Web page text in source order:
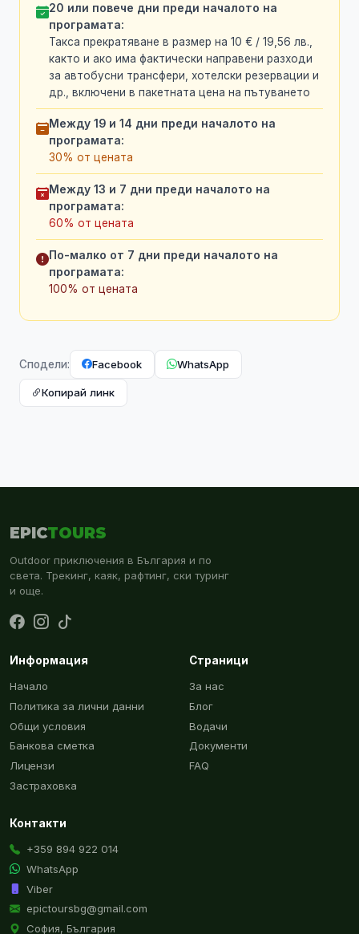
20 или повече дни преди началото на
програмата:
Такса прекратяване в размер на 10 € / 19,56 лв.,
както и ако има фактически направени разходи
за автобусни трансфери, хотелски резервации и
др., включени в пакетната цена на пътуването
Между 19 и 14 дни преди началото на
програмата:
30% от цената
Между 13 и 7 дни преди началото на
програмата:
60% от цената
По-малко от 7 дни преди началото на
програмата:
100% от цената
Сподели: Facebook WhatsApp
Копирай линк
EPICTOURS
Outdoor приключения в България и по
света. Трекинг, каяк, рафтинг, ски туринг
и още.
Информация
Начало
Политика за лични данни
Общи условия
Банкова сметка
Лицензи
Застраховка
Страници
За нас
Блог
Водачи
Документи
FAQ
Контакти
+359 894 922 014
WhatsApp
Viber
epictoursbg@gmail.com
София, България